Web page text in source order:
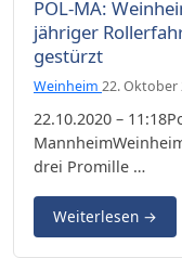
POL-MA:
jähriger
gestürzt
Weinheim 22. Oktober
22.10.2020 –
drei Promille …
Weiterlesen →